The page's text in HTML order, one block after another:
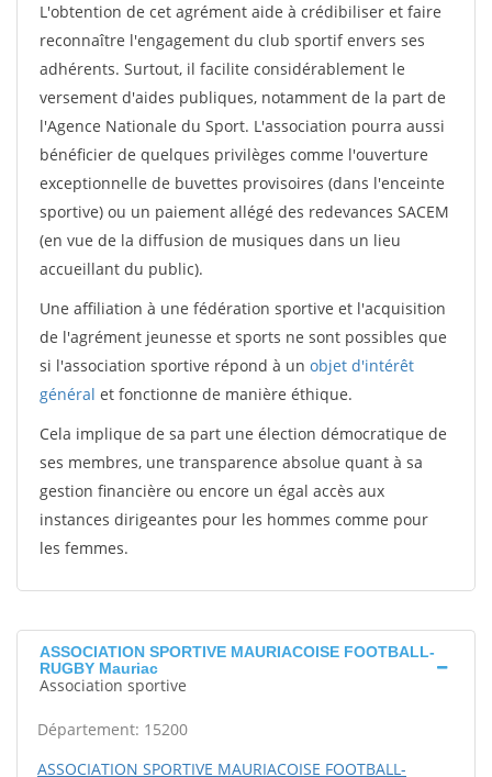
L'obtention de cet agrément aide à crédibiliser et faire
reconnaître l'engagement du club sportif envers ses
adhérents. Surtout, il facilite considérablement le
versement d'aides publiques, notamment de la part de
l'Agence Nationale du Sport. L'association pourra aussi
bénéficier de quelques privilèges comme l'ouverture
exceptionnelle de buvettes provisoires (dans l'enceinte
sportive) ou un paiement allégé des redevances SACEM
(en vue de la diffusion de musiques dans un lieu
accueillant du public).
Une affiliation à une fédération sportive et l'acquisition
de l'agrément jeunesse et sports ne sont possibles que
si l'association sportive répond à un objet d'intérêt
général et fonctionne de manière éthique.
Cela implique de sa part une élection démocratique de
ses membres, une transparence absolue quant à sa
gestion financière ou encore un égal accès aux
instances dirigeantes pour les hommes comme pour
les femmes.
ASSOCIATION SPORTIVE MAURIACOISE FOOTBALL-
RUGBY Mauriac
Association sportive
Département: 15200
ASSOCIATION SPORTIVE MAURIACOISE FOOTBALL-